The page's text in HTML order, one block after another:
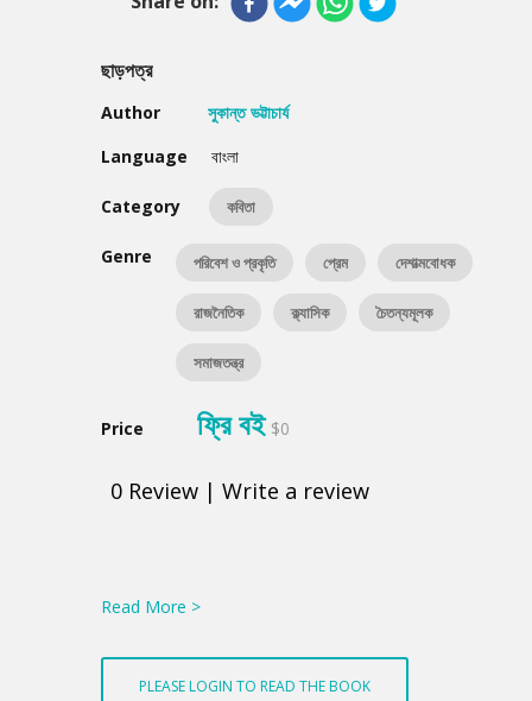
ছাড়পত্র
Author
সুকান্ত ভট্টাচার্য
Language
বাংলা
Category কবিতা
Genre পরিবেশ ও প্রকৃতি প্রেম দেশাত্মবোধক
রাজনৈতিক ক্ল্যাসিক চৈতন্যমূলক
সমাজতন্ত্র
Price ফ্রি বই $0
0 Review | Write a review
Read More >
PLEASE LOGIN TO READ THE BOOK